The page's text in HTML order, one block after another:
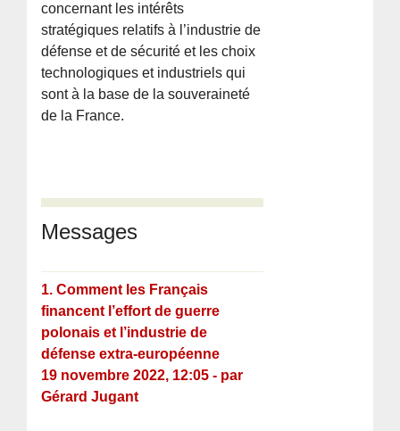
concernant les intérêts
stratégiques relatifs à l’industrie de
défense et de sécurité et les choix
technologiques et industriels qui
sont à la base de la souveraineté
de la France.
Messages
1. Comment les Français
financent l’effort de guerre
polonais et l’industrie de
défense extra-européenne
19 novembre 2022, 12:05 - par
Gérard Jugant